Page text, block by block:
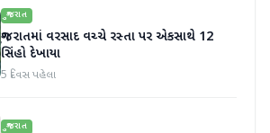
ગુજરાત
ગુજરાતમાં વરસાદ વચ્ચે રસ્તા પર એકસાથે 12
સિંહો દેખાયા
5 દિવસ પહેલા
ગુજરાત